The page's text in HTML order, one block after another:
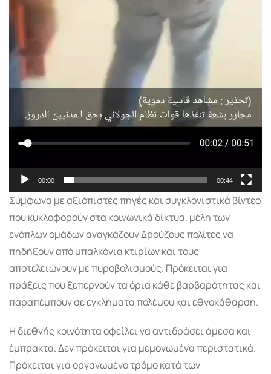
00:00 00:44
Σύμφωνα με αξιόπιστες πηγές και συγκλονιστικά βίντεο
που κυκλοφορούν στα κοινωνικά δίκτυα, μέλη των
ενόπλων ομάδων αναγκάζουν Δρούζους πολίτες να
πηδήξουν από μπαλκόνια κτιρίων και τους
αποτελειώνουν με πυροβολισμούς. Πρόκειται για
πράξεις που ξεπερνούν τα όρια κάθε βαρβαρότητας και
παραπέμπουν σε εγκλήματα πολέμου και εθνοκάθαρση.
Η διεθνής κοινότητα οφείλει να αντιδράσει άμεσα και
έμπρακτα. Δεν πρόκειται για μεμονωμένα περιστατικά.
Πρόκειται για οργανωμένο τρόμο κατά των